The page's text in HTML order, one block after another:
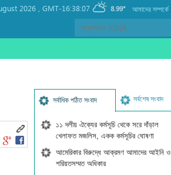
2026 , GMT-16:38:07 8.99° আমাদের সম্পর্কে
সর্বাধিক পঠিত সংবাদ সর্বশেষ সংবাদ
১১ দলীয় ঐক্যের কর্মসূচি থেকে সরে দাঁড়াল
খেলাফত মজলিস, একক কর্মসূচির ঘোষণা
আমেরিকার বিরুদ্ধে আক্রমণ আমাদের আইনি ও
শরিয়তসম্মত অধিকার